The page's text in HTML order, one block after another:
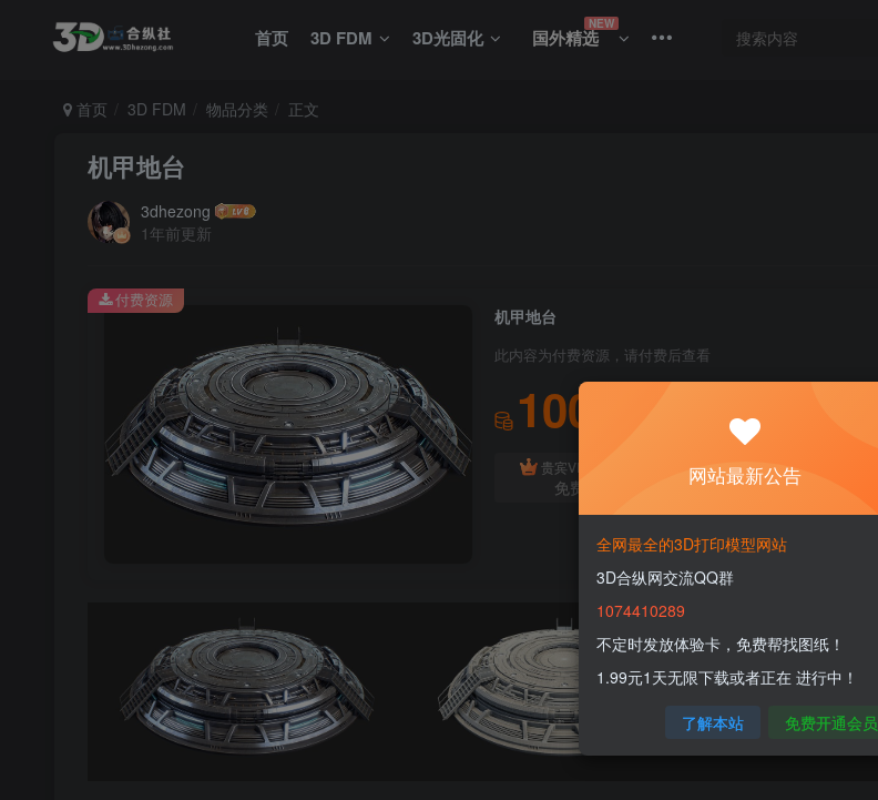
首页 3D FDM 3D光固化 国外精选
NEW
首页 3D FDM 物品分类 正文
机甲地台
3dhezong
1年前更新
机甲地台
此内容为付费资源，请付费后查看
100
贵宾VIP会员
免费
体验会员免费
付费资源
网站最新公告
全网最全的3D打印模型网站
3D合纵网交流QQ群
1074410289
不定时发放体验卡，免费帮找图纸！
1.99元1天无限下载或者正在 进行中！
了解本站 免费开通会员